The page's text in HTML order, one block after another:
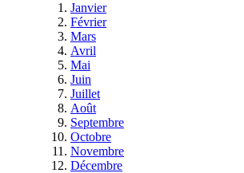
Janvier
Février
Mars
Avril
Mai
Juin
Juillet
Août
Septembre
Octobre
Novembre
Décembre